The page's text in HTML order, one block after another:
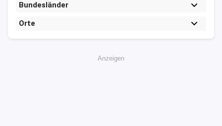
Bundesländer
Orte
Anzeigen